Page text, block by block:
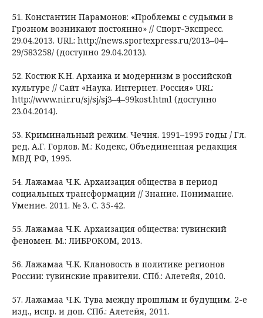
51. Константин Парамонов: «Проблемы с судьями в
Грозном возникают постоянно» // Спорт-Экспресс.
29.04.2013. URL: http://news.sportexpress.ru/2013–04–
29/583258/ (доступно 29.04.2013).
52. Костюк К.Н. Архаика и модернизм в российской
культуре // Сайт «Наука. Интернет. Россия» URL:
http://www.nir.ru/sj/sj/sj3–4–99kost.html (доступно
23.04.2014).
53. Криминальный режим. Чечня. 1991–1995 годы / Гл.
ред. А.Г. Горлов. М.: Кодекс, Объединенная редакция
МВД РФ, 1995.
54. Лажамаа Ч.К. Архаизация общества в период
социальных трансформаций // Знание. Понимание.
Умение. 2011. № 3. C. 35-42.
55. Лажамаа Ч.К. Архаизация общества: тувинский
феномен. М.: ЛИБРОКОМ, 2013.
56. Лажамаа Ч.К. Клановость в политике регионов
России: тувинские правители. СПб.: Алетейя, 2010.
57. Лажамаа Ч.К. Тува между прошлым и будущим. 2-е
изд., испр. и доп. СПб.: Алетейя, 2011.